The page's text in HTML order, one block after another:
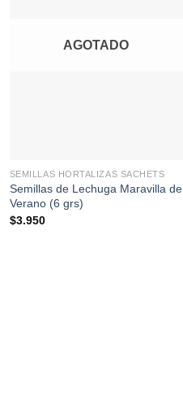
AGOTADO
SEMILLAS HORTALIZAS SACHETS
Semillas de Lechuga Maravilla de
Verano (6 grs)
$3.950